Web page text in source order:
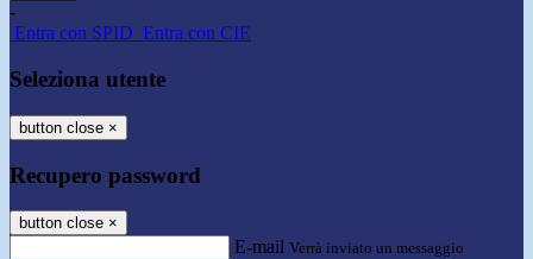
-
Entra con SPID Entra con CIE
Seleziona utente
button close ×
Recupero password
button close ×
E-mail Verrà inviato un messaggio